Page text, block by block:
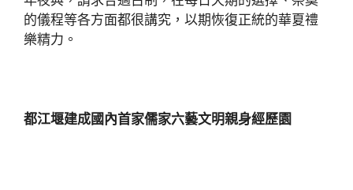
的儀程等各方面都很講究，以期恢復正統的華夏禮
樂精力。
都江堰建成國內首家儒家六藝文明親身經歷園